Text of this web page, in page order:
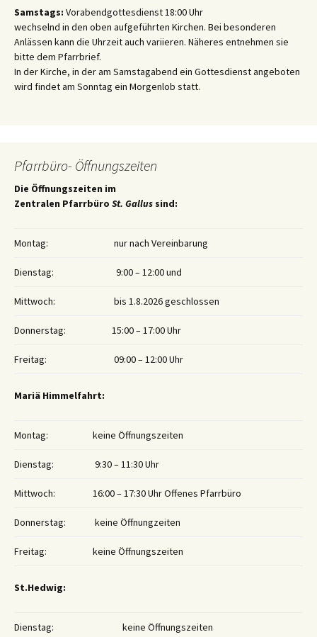
Samstags: Vorabendgottesdienst 18:00 Uhr
wechselnd in den oben aufgeführten Kirchen. Bei besonderen
Anlässen kann die Uhrzeit auch variieren. Näheres entnehmen sie
bitte dem Pfarrbrief.
In der Kirche, in der am Samstagabend ein Gottesdienst angeboten
wird findet am Sonntag ein Morgenlob statt.
Pfarrbüro- Öffnungszeiten
Die Öffnungszeiten im
Zentralen Pfarrbüro St. Gallus sind:
Montag: nur nach Vereinbarung
Dienstag: 9:00 – 12:00 und
Mittwoch: bis 1.8.2026 geschlossen
Donnerstag: 15:00 – 17:00 Uhr
Freitag: 09:00 – 12:00 Uhr
Mariä Himmelfahrt:
Montag: keine Öffnungszeiten
Dienstag: 9:30 – 11:30 Uhr
Mittwoch: 16:00 – 17:30 Uhr Offenes Pfarrbüro
Donnerstag: keine Öffnungzeiten
Freitag: keine Öffnungszeiten
St.Hedwig:
Dienstag: keine Öffnungszeiten